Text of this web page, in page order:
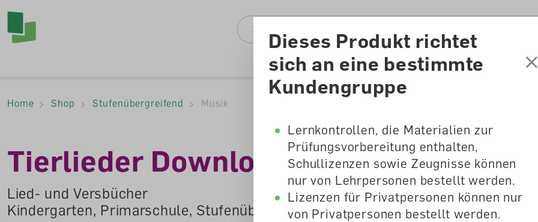
Accesskey Navigation
Direkt
Seitenanfang
Direkt
zur
Direkt
Suche
Shop Lernmedienberatung Verlag
Home Shop Stufenübergreifend Musik
Tierlieder Download
Lied- und Versbücher
Kindergarten, Primarschule, Stufenübergreifend
Dieses Produkt richtet
sich an eine bestimmte
Kundengruppe
Lernkontrollen, die Materialien zur
Prüfungsvorbereitung enthalten,
Schullizenzen sowie Zeugnisse können
nur von Lehrpersonen bestellt werden.
Lizenzen für Privatpersonen können nur
von Privatpersonen bestellt werden.